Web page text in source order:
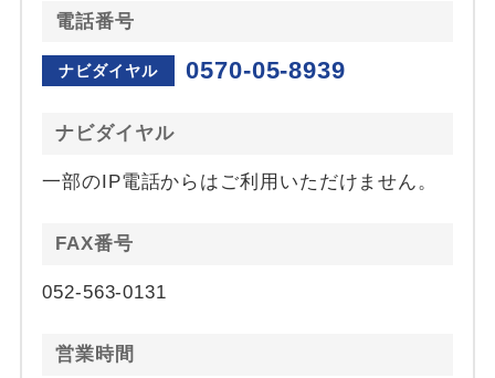
電話番号
ナビダイヤル 0570-05-8939
ナビダイヤル
一部のIP電話からはご利用いただけません。
FAX番号
052-563-0131
営業時間